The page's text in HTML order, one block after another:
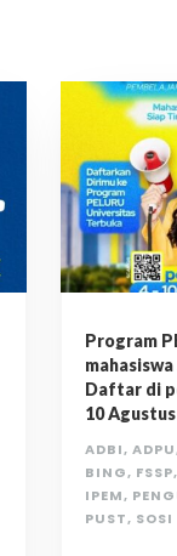
Program
Daftar di
10
ADBI,ADPU
BING, FSSP,
IPEM,
PUST, SOSI